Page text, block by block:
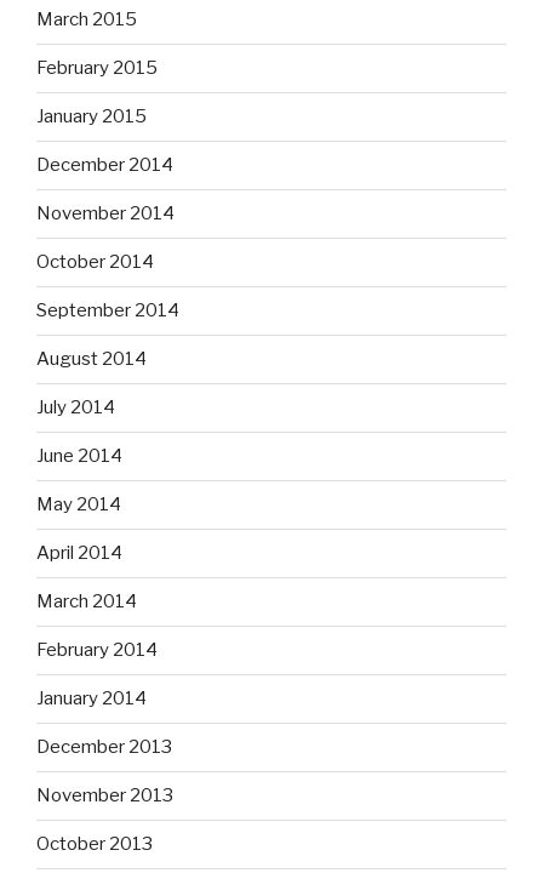
March 2015
February 2015
January 2015
December 2014
November 2014
October 2014
September 2014
August 2014
July 2014
June 2014
May 2014
April 2014
March 2014
February 2014
January 2014
December 2013
November 2013
October 2013